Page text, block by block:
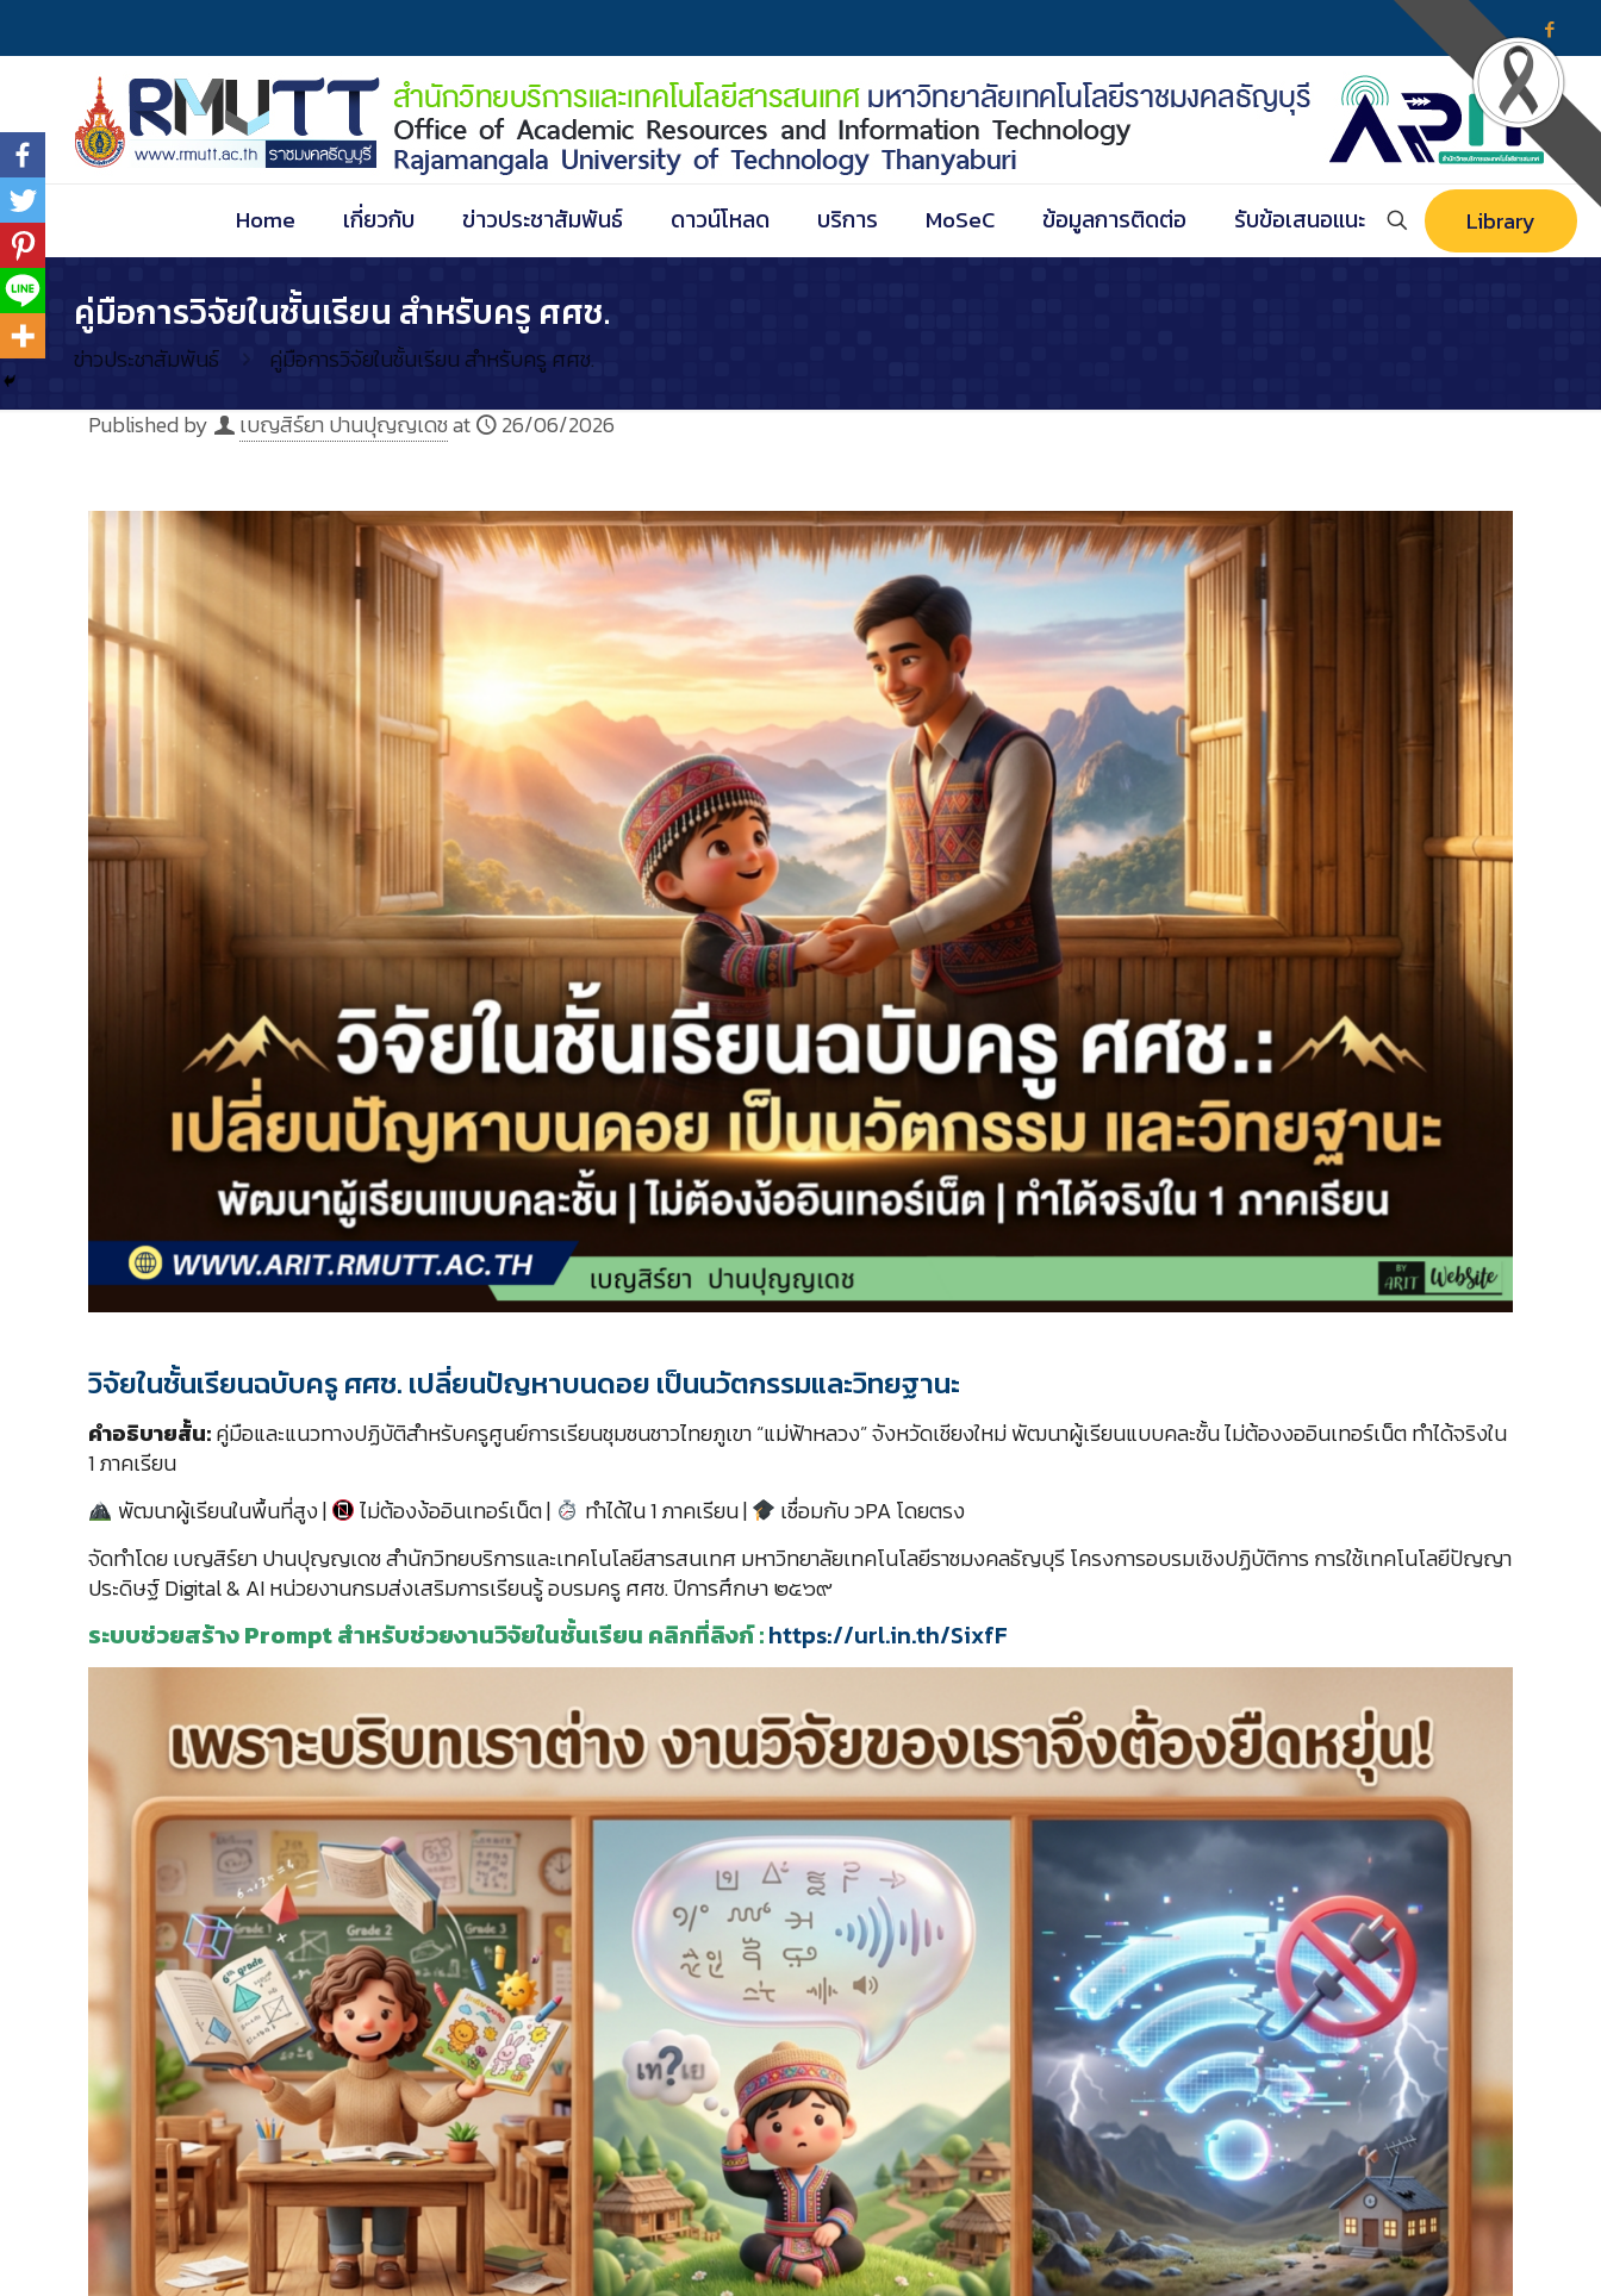
Home เกี่ยวกับ ข่าวประชาสัมพันธ์ ดาวน์โหลด บริการ MoSeC ข้อมูลการติดต่อ รับข้อเสนอแนะ Library
คู่มือการวิจัยในชั้นเรียน สำหรับครู ศศช.
ข่าวประชาสัมพันธ์ คู่มือการวิจัยในชั้นเรียน สำหรับครู ศศช.
Published by เบญสิร์ยา ปานปุญญเดชat 26/06/2026
วิจัยในชั้นเรียนฉบับครู ศศช. เปลี่ยนปัญหาบนดอย เป็นนวัตกรรมและวิทยฐานะ
คำอธิบายสั้น:คู่มือและแนวทางปฏิบัติสำหรับครูศูนย์การเรียนชุมชนชาวไทยภูเขา “แม่ฟ้าหลวง” จังหวัดเชียงใหม่ พัฒนาผู้เรียนแบบคละชั้น ไม่ต้องงออินเทอร์เน็ต ทำได้จริงใน
1 ภาคเรียน
พัฒนาผู้เรียนในพื้นที่สูง |
ไม่ต้องง้ออินเทอร์เน็ต | ทำได้ใน 1 ภาคเรียน |
เชื่อมกับ วPA โดยตรง
จัดทำโดย เบญสิร์ยา ปานปุญญเดช สำนักวิทยบริการและเทคโนโลยีสารสนเทศ มหาวิทยาลัยเทคโนโลยีราชมงคลธัญบุรี โครงการอบรมเชิงปฏิบัติการ การใช้เทคโนโลยีปัญญา
ประดิษฐ์ Digital & AI หน่วยงานกรมส่งเสริมการเรียนรู้ อบรมครู ศศช. ปีการศึกษา ๒๕๖๙
ระบบช่วยสร้าง Prompt สำหรับช่วยงานวิจัยในชั้นเรียน คลิกที่ลิงก์ :https://url.in.th/SixfF